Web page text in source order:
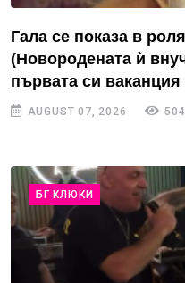
Гала се показа в
(Новородената ѝ
първата си
AUGUST 07, 2026
БГ КЛЮКИ